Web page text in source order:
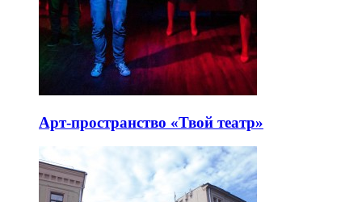
Арт-пространство «Твой театр»